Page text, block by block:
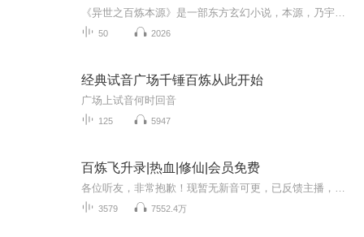
50 2026
经典试音广场千锤百炼从此开始
广场上试音何时回音
125 5947
百炼飞升录|热血|修仙|会员免费
3579 7552.4万